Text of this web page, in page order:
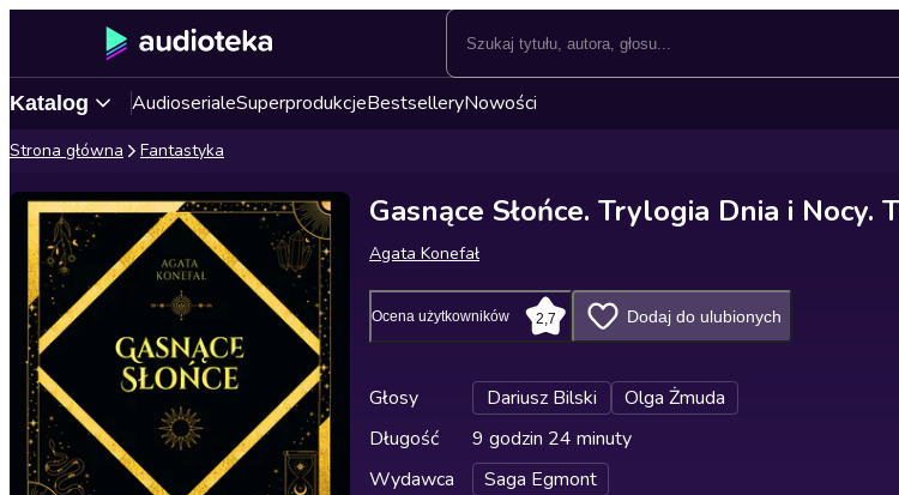
Katalog AudioserialeSuperprodukcjeBestselleryNowości
Strona główna Fantastyka
Gasnące Słońce. Trylogia Dnia i Nocy.
Agata Konefał
Ocena użytkowników 2,7 Dodaj do ulubionych
Głosy Dariusz Bilski
Olga Żmuda
Długość
9 godzin 24 minuty
Wydawca
Saga Egmont